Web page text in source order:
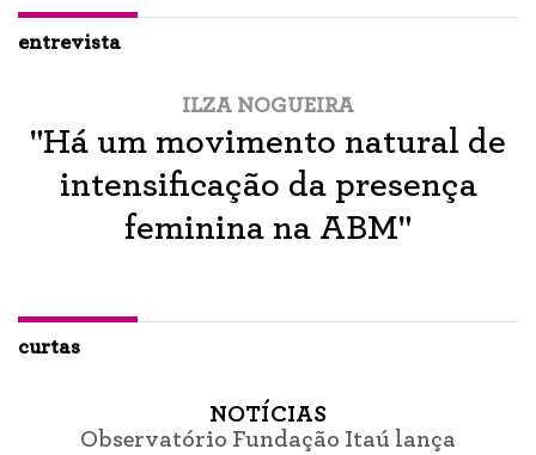
entrevista
ILZA NOGUEIRA
"Há um movimento natural de
intensificação da presença
feminina na ABM"
curtas
NOTÍCIAS
Observatório Fundação Itaú lança